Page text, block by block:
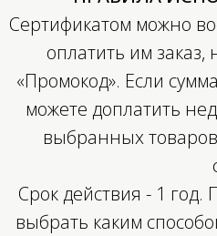
Сертификатом можно
оплатить им
«Промокод». Если
можете доплатить
выбранных
Срок действия - 1 год.
выбрать каким